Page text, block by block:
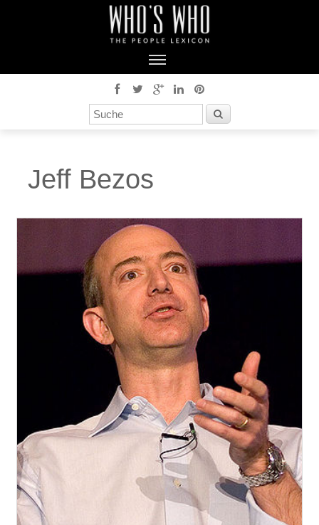
Jeff Bezos